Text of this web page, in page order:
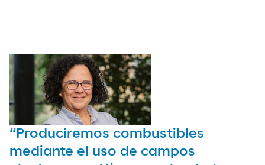
“Produciremos combustibles
mediante el uso de campos